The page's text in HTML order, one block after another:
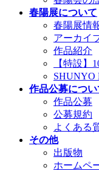
春陽展について
春陽展情
アーカイ
作品紹介
【特設】
SHUNYO
作品公募につい
作品公募
公募規約
よくある
その他
出版物
ホームペ